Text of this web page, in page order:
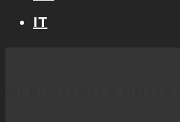
IT